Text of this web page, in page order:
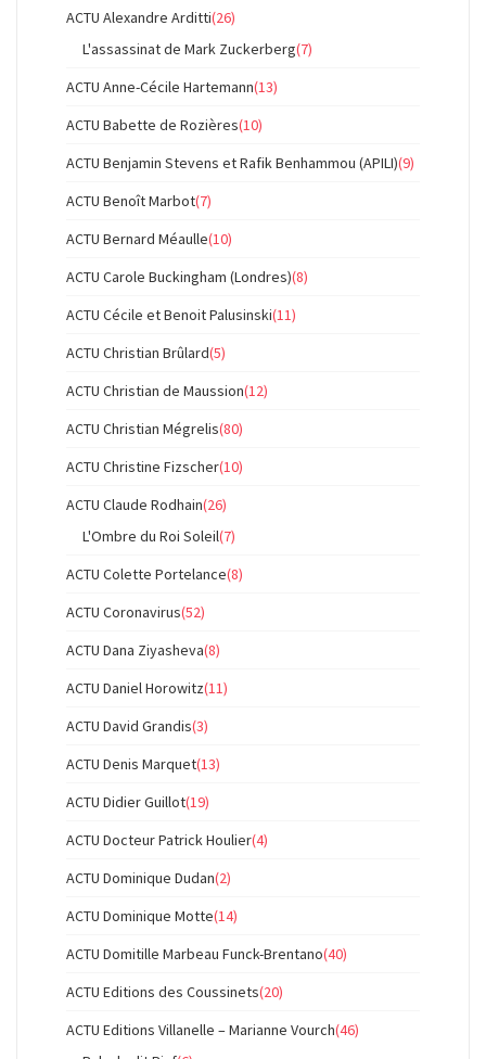
ACTU Alexandre Arditti(26)
L'assassinat de Mark Zuckerberg(7)
ACTU Anne-Cécile Hartemann(13)
ACTU Babette de Rozières(10)
ACTU Benjamin Stevens et Rafik Benhammou (APILI)(9)
ACTU Benoît Marbot(7)
ACTU Bernard Méaulle(10)
ACTU Carole Buckingham (Londres)(8)
ACTU Cécile et Benoit Palusinski(11)
ACTU Christian Brûlard(5)
ACTU Christian de Maussion(12)
ACTU Christian Mégrelis(80)
ACTU Christine Fizscher(10)
ACTU Claude Rodhain(26)
L'Ombre du Roi Soleil(7)
ACTU Colette Portelance(8)
ACTU Coronavirus(52)
ACTU Dana Ziyasheva(8)
ACTU Daniel Horowitz(11)
ACTU David Grandis(3)
ACTU Denis Marquet(13)
ACTU Didier Guillot(19)
ACTU Docteur Patrick Houlier(4)
ACTU Dominique Dudan(2)
ACTU Dominique Motte(14)
ACTU Domitille Marbeau Funck-Brentano(40)
ACTU Editions des Coussinets(20)
ACTU Editions Villanelle – Marianne Vourch(46)